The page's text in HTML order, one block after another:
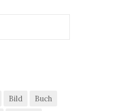
Bild
Buch